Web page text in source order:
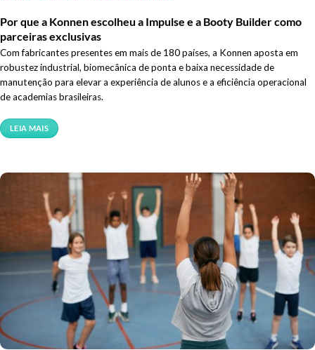
Por que a Konnen escolheu a Impulse e a Booty Builder como
parceiras exclusivas
Com fabricantes presentes em mais de 180 países, a Konnen aposta em
robustez industrial, biomecânica de ponta e baixa necessidade de
manutenção para elevar a experiência de alunos e a eficiência operacional
de academias brasileiras.
LEIA MAIS